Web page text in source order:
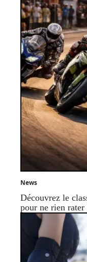
News
Découvrez le
pour ne rien rater